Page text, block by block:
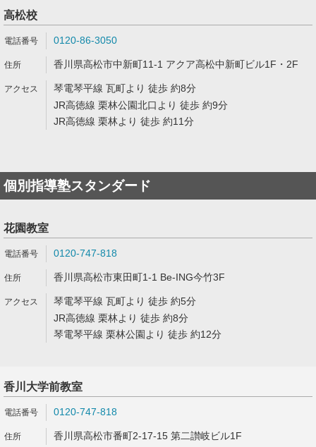
高松校
0120-86-3050
香川県高松市中新町11-1 アクア高松中新町ビル1F・2F
琴電琴平線 瓦町より 徒歩 約8分
JR高徳線 栗林公園北口より 徒歩 約9分
JR高徳線 栗林より 徒歩 約11分
個別指導塾スタンダード
花園教室
0120-747-818
香川県高松市東田町1-1 Be-ING今竹3F
琴電琴平線 瓦町より 徒歩 約5分
JR高徳線 栗林より 徒歩 約8分
琴電琴平線 栗林公園より 徒歩 約12分
香川大学前教室
0120-747-818
香川県高松市番町2-17-15 第二讃岐ビル1F